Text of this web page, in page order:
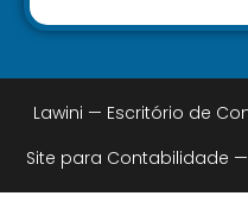
Lawini — Escritório de
Site para Contabilidade —